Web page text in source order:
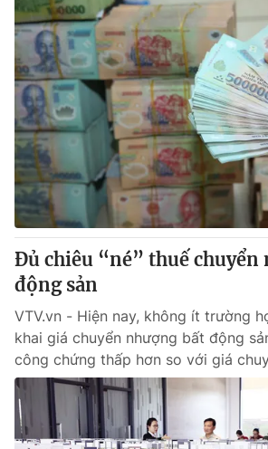
Đủ chiêu “né” thuế chuyển
động sản
VTV.vn - Hiện nay, không ít trường
khai giá chuyển nhượng bất động
công chứng thấp hơn so với giá